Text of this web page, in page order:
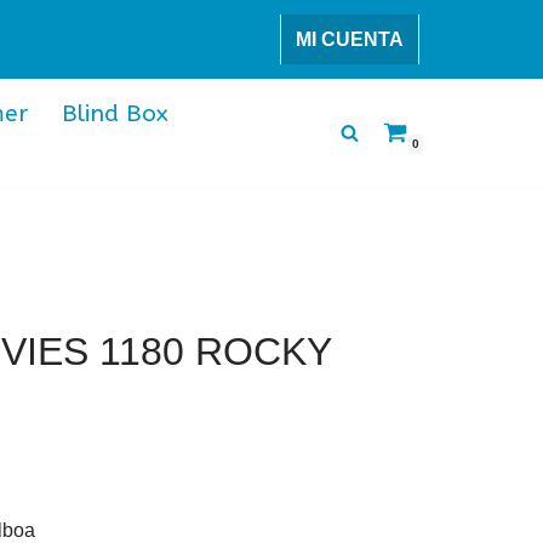
MI CUENTA
Blind Box
0
1180 ROCKY